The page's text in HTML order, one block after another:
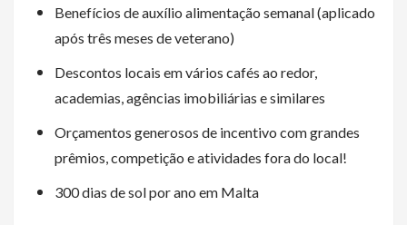
Benefícios de auxílio alimentação semanal (aplicado
após três meses de veterano)
Descontos locais em vários cafés ao redor,
academias, agências imobiliárias e similares
Orçamentos generosos de incentivo com grandes
prêmios, competição e atividades fora do local!
300 dias de sol por ano em Malta